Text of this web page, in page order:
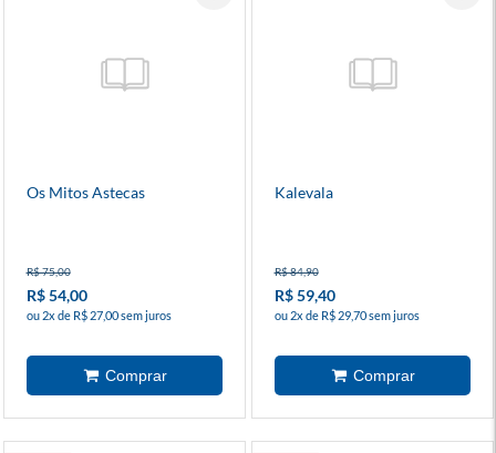
Os Mitos Astecas
R$ 75,00
R$ 54,00
ou 2x de R$ 27,00 sem juros
Kalevala
R$ 84,90
R$ 59,40
ou 2x de R$ 29,70 sem juros